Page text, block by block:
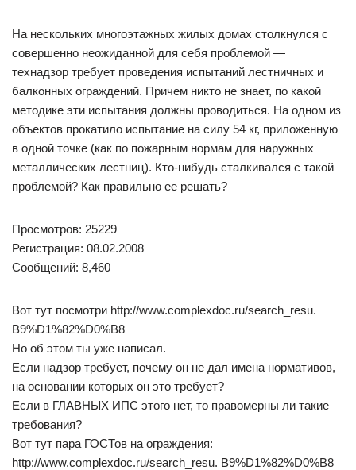
На нескольких многоэтажных жилых домах столкнулся с
совершенно неожиданной для себя проблемой —
технадзор требует проведения испытаний лестничных и
балконных ограждений. Причем никто не знает, по какой
методике эти испытания должны проводиться. На одном из
объектов прокатило испытание на силу 54 кг, приложенную
в одной точке (как по пожарным нормам для наружных
металлических лестниц). Кто-нибудь сталкивался с такой
проблемой? Как правильно ее решать?
Просмотров: 25229
Регистрация: 08.02.2008
Сообщений: 8,460
Вот тут посмотри http://www.complexdoc.ru/search_resu.
B9%D1%82%D0%B8
Но об этом ты уже написал.
Если надзор требует, почему он не дал имена нормативов,
на основании которых он это требует?
Если в ГЛАВНЫХ ИПС этого нет, то правомерны ли такие
требования?
Вот тут пара ГОСТов на ограждения:
http://www.complexdoc.ru/search_resu. B9%D1%82%D0%B8